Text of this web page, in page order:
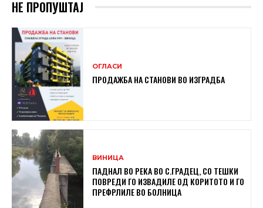
НЕ ПРОПУШТАЈ
ОГЛАСИ
ПРОДАЖБА НА СТАНОВИ ВО ИЗГРАДБА
ВИНИЦА
ПАДНАЛ ВО РЕКА ВО С.ГРАДЕЦ, СО ТЕШКИ
ПОВРЕДИ ГО ИЗВАДИЛЕ ОД КОРИТОТО И ГО
ПРЕФРЛИЛЕ ВО БОЛНИЦА